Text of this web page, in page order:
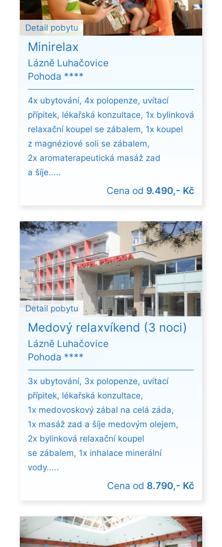
Minirelax
Lázně Luhačovice
Pohoda ****
4x ubytování, 4x polopenze, uvítací
přípitek, lékařská konzultace, 1x bylinková
relaxační koupel se zábalem, 1x koupel
z magnéziové soli se zábalem,
2x aromaterapeutická masáž zad
a šíje.....
Cena od 9.490,- Kč
Detail pobytu
Medový relaxvíkend (3 noci)
Lázně Luhačovice
Pohoda ****
3x ubytování, 3x polopenze, uvítací
přípitek, lékařská konzultace,
1x medovoskový zábal na celá záda,
1x masáž zad a šíje medovým olejem,
2x bylinková relaxační koupel
se zábalem, 1x inhalace minerální
vody.....
Cena od 8.790,- Kč
Detail pobytu